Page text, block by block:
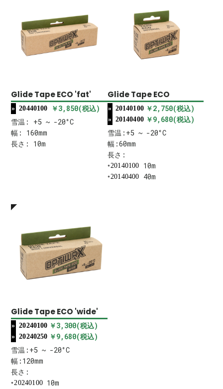
Glide Tape ECO 'fat'
20440100
￥3,850(税込)
雪温: +5 ~ -20°C
幅: 160mm
長さ: 10m
Glide Tape ECO
20140100 ￥2,750(税込)
20140400 ￥9,680(税込)
雪温:+5 ~ -20°C
幅:60mm
長さ:
20140100 10m
20140400 40m
Glide Tape ECO 'wide'
20240100 ￥3,300(税込)
20240250 ￥9,680(税込)
雪温:+5 ~ -20°C
幅:120mm
長さ:
20240100 10m